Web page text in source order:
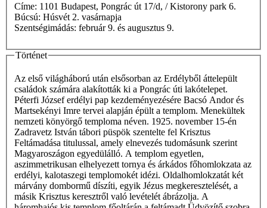
Címe: 1101 Budapest, Pongrác út 17/d, / Kistorony park 6.
Búcsú: Húsvét 2. vasárnapja
Szentségimádás: február 9. és augusztus 9.
Történet
Az első világháború után elsősorban az Erdélyből áttelepült
családok számára alakították ki a Pongrác úti lakótelepet.
Péterfi József erdélyi pap kezdeményezésére Bacsó Andor és
Martsekényi Imre tervei alapján épült a templom. Menekültek
nemzeti könyörgő temploma néven. 1925. november 15-én
Zadravetz István tábori püspök szentelte fel Krisztus
Feltámadása titulussal, amely elnevezés tudomásunk szerint
Magyaroszágon egyedülálló. A templom egyetlen,
aszimmetrikusan elhelyezett tornya és árkádos főhomlokzata az
erdélyi, kalotaszegi templomokét idézi. Oldalhomlokzatát két
márvány dombormű díszíti, egyik Jézus megkeresztelését, a
másik Krisztus keresztről való levételét ábrázolja. A